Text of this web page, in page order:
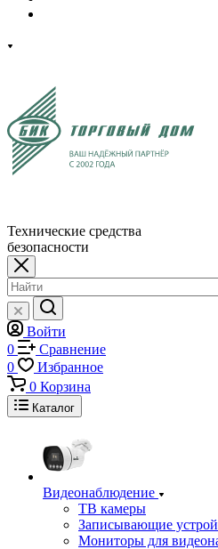
Технические средства
безопасности
Войти
0
Сравнение
0
Избранное
0 Корзина
Каталог
Видеонаблюдение
ТВ камеры
Записывающие
Мониторы для